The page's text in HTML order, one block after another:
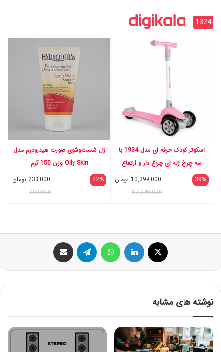
1324
اسکوتر کودک حرفه ای مدل 1934 با
سه چرخ ژله ای چراغ دار و ارتفاع
فرمان قابل تنظیم 55 تا 65 سانتی‌متر
39%
10,399,000 تومان
17,049,000
ژل شست‌وشوی صورت هیدرودرم مدل
Oily Skin وزن 150 گرم
22%
233,000 تومان
299,000
ایکس لینکداین تلگرام
نوشته های مشابه